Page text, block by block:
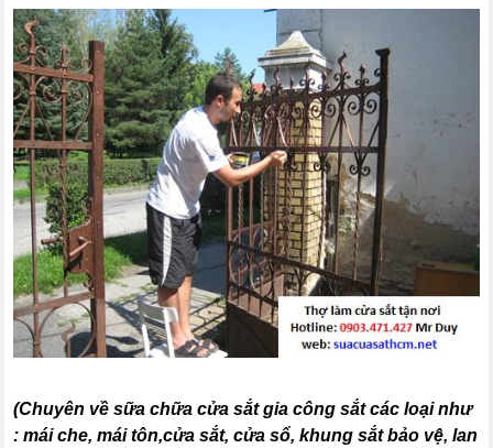
(Chuyên về sữa chữa cửa sắt gia công sắt các loại như
: mái che, mái tôn,cửa sắt, cửa sổ, khung sắt bảo vệ, lan